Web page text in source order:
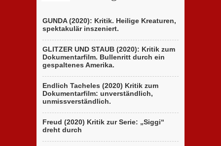
GUNDA (2020): Kritik. Heilige Kreaturen,
spektakulär inszeniert.
GLITZER UND STAUB (2020): Kritik zum
Dokumentarfilm. Bullenritt durch ein
gespaltenes Amerika.
Endlich Tacheles (2020) Kritik zum
Dokumentarfilm: unverständlich,
unmissverständlich.
Freud (2020) Kritik zur Serie: „Siggi“
dreht durch